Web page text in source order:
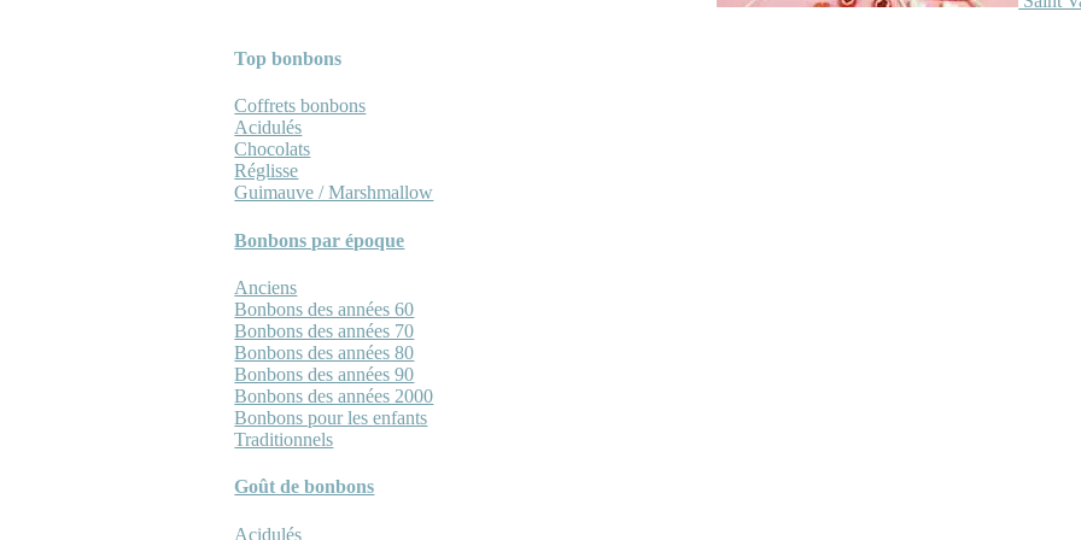
Top bonbons
Coffrets bonbons
Acidulés
Chocolats
Réglisse
Guimauve / Marshmallow
Bonbons par époque
Anciens
Bonbons des années 60
Bonbons des années 70
Bonbons des années 80
Bonbons des années 90
Bonbons des années 2000
Bonbons pour les enfants
Traditionnels
Goût de bonbons
Acidulés